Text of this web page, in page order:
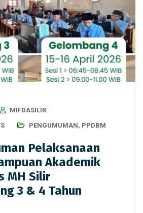
MIFDASILIR
PENGUMUMAN, PPDBM
Pelaksanaan
Akademik
MH Silir
3 & 4 Tahun